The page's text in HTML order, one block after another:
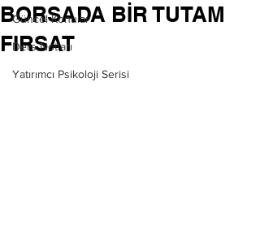
Güncel Konular
Ders Notları
Yatırımcı Psikoloji Serisi
BORSADA BİR TUTAM
FIRSAT